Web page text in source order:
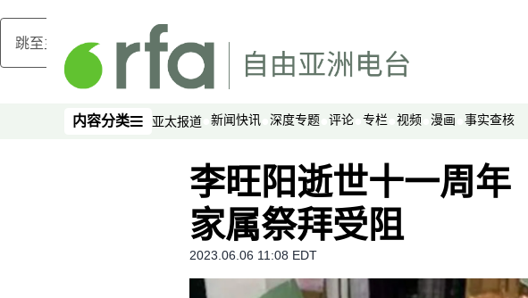
跳至主内容
内容分类
内容分类 亚太报道 新闻快讯 深度专题 评论 专栏 视频 漫画 事实查核
李旺阳逝世十一周
家属祭拜受阻
2023.06.06 11:08 EDT